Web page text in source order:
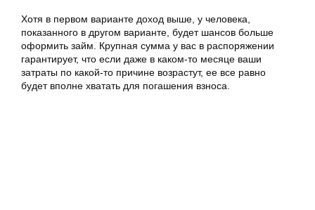
Хотя в первом варианте доход выше, у человека,
показанного в другом варианте, будет шансов больше
оформить займ. Крупная сумма у вас в распоряжении
гарантирует, что если даже в каком-то месяце ваши
затраты по какой-то причине возрастут, ее все равно
будет вполне хватать для погашения взноса.